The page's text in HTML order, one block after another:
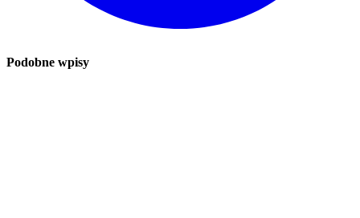
Podobne wpisy